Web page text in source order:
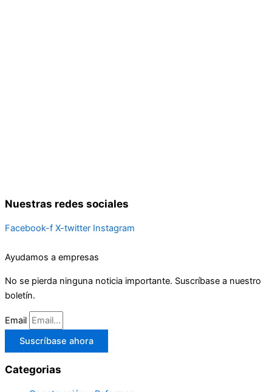
Nuestras redes sociales
Facebook-f X-twitter Instagram
Ayudamos a empresas
No se pierda ninguna noticia importante. Suscríbase a nuestro
boletín.
Email
Suscríbase ahora
Categorias